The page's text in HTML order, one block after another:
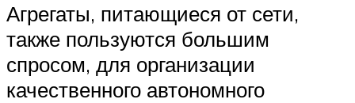
Агрегаты, питающиеся от сети,
также пользуются большим
спросом, для организации
качественного автономного